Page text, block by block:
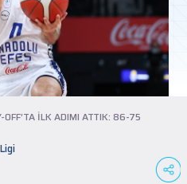
OFF’TA İLK ADIMI ATTIK: 86-75